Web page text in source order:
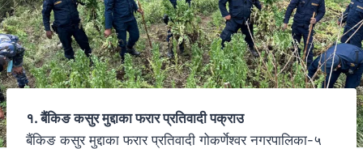
१. बैंकिङ कसुर मुद्दाका फरार प्रतिवादी पक्राउ
बैंकिङ कसुर मुद्दाका फरार प्रतिवादी गोकर्णेश्वर नगरपालिका-५